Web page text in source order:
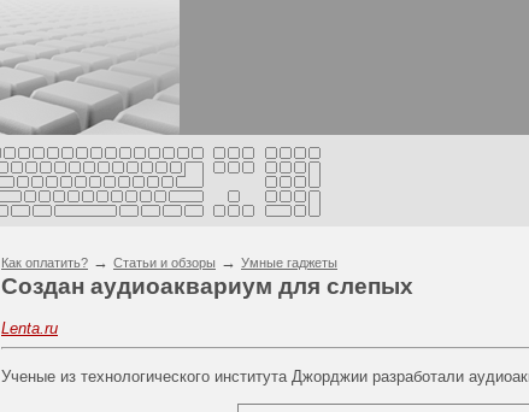
Как оплатить? → Статьи и обзоры → Умные гаджеты
Создан аудиоаквариум для слепых
Lenta.ru
Ученые из технологического института Джорджии разработали